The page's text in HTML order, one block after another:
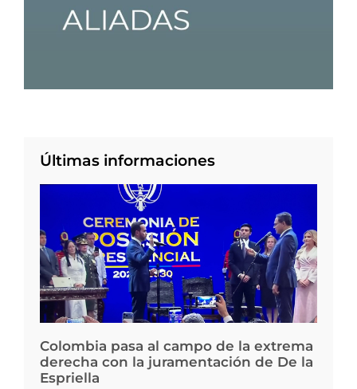
Últimas informaciones
Colombia pasa al campo de la extrema
derecha con la juramentación de De la
Espriella